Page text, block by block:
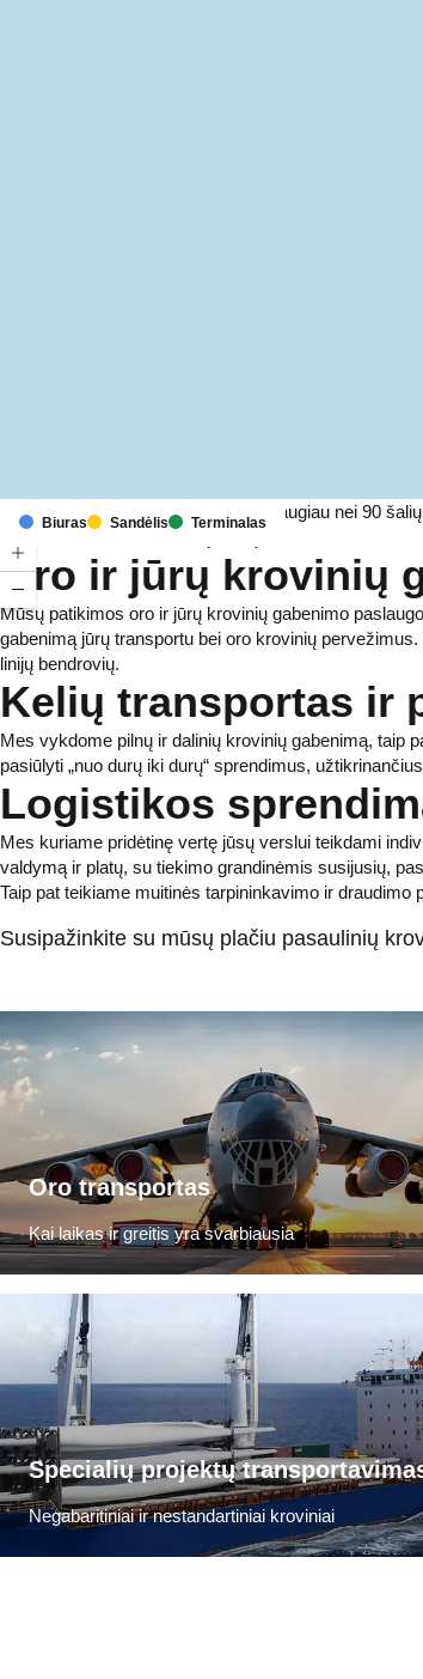
Biuras Sandėlis Terminalas
Turėdami atstovybes ir terminalus daugiau nei 90
Oro ir jūrų krovinių
Mūsų patikimos oro ir jūrų krovinių gabenimo
gabenimą jūrų transportu bei oro krovinių
linijų bendrovių.
Kelių transportas ir
Mes vykdome pilnų ir dalinių krovinių gabenimą, taip
pasiūlyti „nuo durų iki durų“ sprendimus,
Logistikos
Mes kuriame pridėtinę vertę jūsų verslui teikdami
valdymą ir platų, su tiekimo grandinėmis susijusių,
Taip pat teikiame muitinės tarpininkavimo ir draudimo
Susipažinkite su mūsų plačiu pasaulinių
Oro transportas
Kai laikas ir greitis yra svarbiausia
Specialių projektų
Negabaritiniai ir nestandartiniai kroviniai